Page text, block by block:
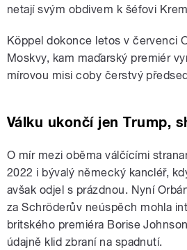
netají svým obdivem k šéfovi
Köppel dokonce letos v červenci
Moskvy, kam maďarský premiér
mírovou misi coby čerstvý
Válku ukončí jen Trump,
O mír mezi oběma válčícími
2022 i bývalý německý kancléř,
avšak odjel s prázdnou. Nyní
za Schröderův neúspěch mohla
britského premiéra Borise
údajně klid zbraní na spadnutí.